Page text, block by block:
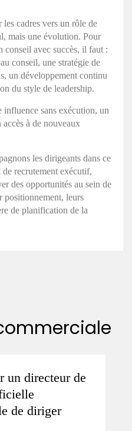
cadres vers un rôle de
mais une évolution. Pour
conseil avec succès, il faut :
conseil, une stratégie de
un développement continu
du style de leadership.
sans exécution, un
accès à de nouveaux
les dirigeants dans ce
recrutement exécutif,
des opportunités au sein de
positionnement, leurs
de planification de la
un directeur de
de diriger